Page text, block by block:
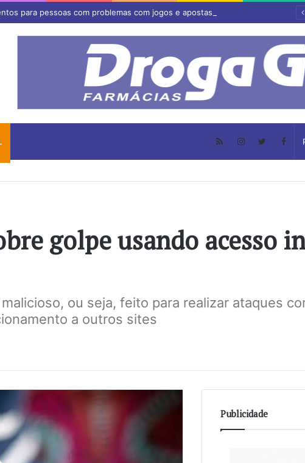
para pessoas com problemas com jogos e apostas
golpe usando acesso
ou seja, feito para realizar ataques
a outros sites
Publicidade